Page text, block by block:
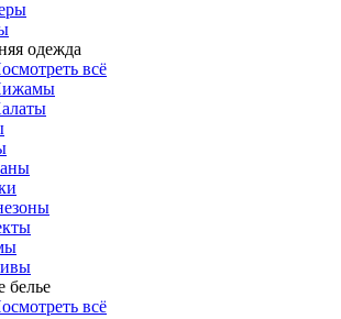
одежда
всё
белье
всё